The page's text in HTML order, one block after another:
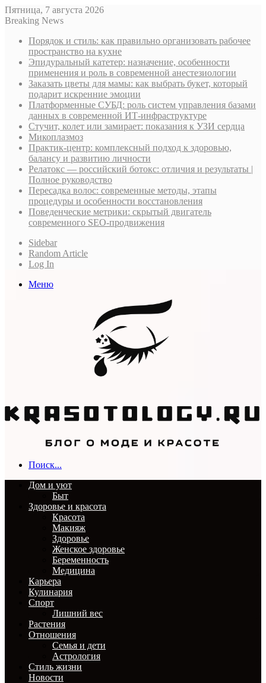
Пятница, 7 августа 2026
Breaking News
Порядок и стиль: как правильно организовать рабочее
пространство на кухне
Эпидуральный катетер: назначение, особенности
применения и роль в современной анестезиологии
Заказать цветы для мамы: как выбрать букет, который
подарит искренние эмоции
Платформенные СУБД: роль систем управления базами
данных в современной ИТ-инфраструктуре
Стучит, колет или замирает: показания к УЗИ сердца
Микоплазмоз
Практик-центр: комплексный подход к здоровью,
балансу и развитию личности
Релатокс — российский ботокс: отличия и результаты |
Полное руководство
Пересадка волос: современные методы, этапы
процедуры и особенности восстановления
Поведенческие метрики: скрытый двигатель
современного SEO-продвижения
Sidebar
Random Article
Log In
Меню
Поиск...
Дом и уют
Быт
Здоровье и красота
Красота
Макияж
Здоровье
Женское здоровье
Беременность
Медицина
Карьера
Кулинария
Спорт
Лишний вес
Растения
Отношения
Семья и дети
Астрология
Стиль жизни
Новости